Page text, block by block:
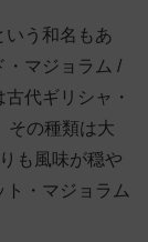
いう和名もあ
・マジョラム /
代ギリシャ・
その種類は大
も風味が穏や
・マジョラム